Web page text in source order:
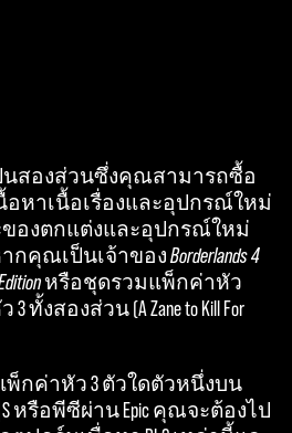
นสองส่วนซึ่งคุณสามารถซื้อ
อหาเนื้อเรื่องและอุปกรณ์ใหม่
และของตกแต่งและอุปกรณ์ใหม่
ากคุณเป็นเจ้าของBorderlands 4
หรือชุดรวมแพ็กค่าหัว
งสองส่วน (A Zane to Kill For
กค่าหัว 3 ตัวใดตัวหนึ่งบน
X|S หรือพีซีผ่าน Epic คุณจะต้องไป